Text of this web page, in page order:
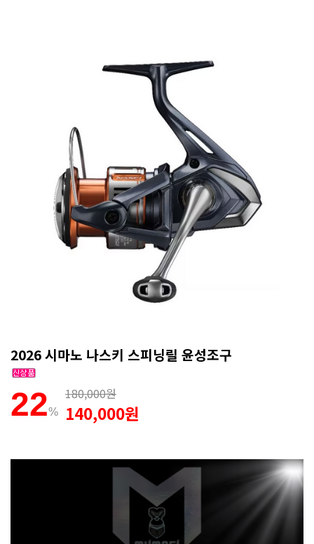
2026 시마노 나스키 스피닝릴 윤성조구
22%
180,000원
140,000원